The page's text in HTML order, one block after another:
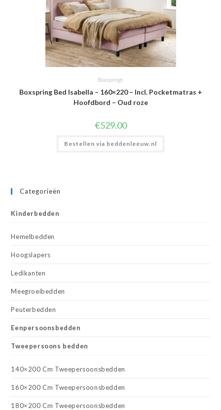
Boxsprings
Boxspring Bed Isabella – 160×220 – Incl. Pocketmatras +
Hoofdbord – Oud roze
€529.00
Bestellen via beddenleeuw.nl
Categorieën
Kinderbedden
Hemelbedden
Hoogslapers
Ledikanten
Meegroeibedden
Peuterbedden
Eenpersoonsbedden
Tweepersoons bedden
140×200 Cm Tweepersoonsbedden
160×200 Cm Tweepersoonsbedden
180×200 Cm Tweepersoonsbedden